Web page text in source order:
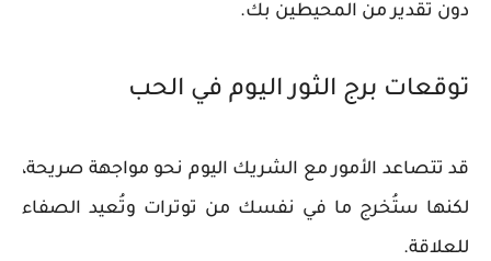
دون تقدير من المحيطين بك.
توقعات برج الثور اليوم في الحب
قد تتصاعد الأمور مع الشريك اليوم نحو مواجهة صريحة،
لكنها ستُخرج ما في نفسك من توترات وتُعيد الصفاء
للعلاقة.